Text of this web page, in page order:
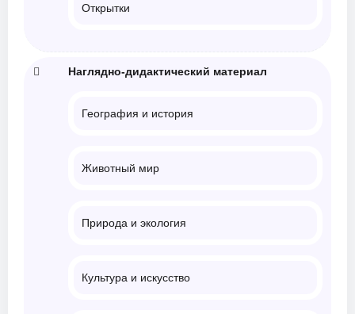
Открытки
Наглядно-дидактический материал
География и история
Животный мир
Природа и экология
Культура и искусство